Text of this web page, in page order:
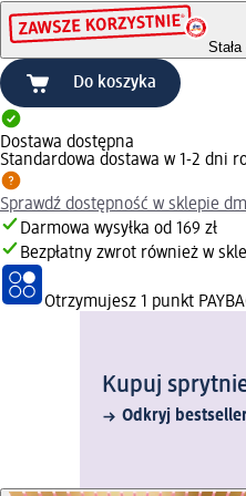
Do koszyka
Dostawa dostępna
Standardowa dostawa w 1-2 dni
Sprawdź dostępność w sklepie dm
Darmowa wysyłka od 169 zł
Bezpłatny zwrot również w
Otrzymujesz 1 punkt
Kupuj
Odkryj